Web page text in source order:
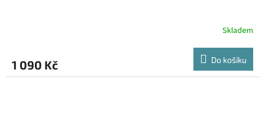
Skladem
1 090 Kč Do košíku